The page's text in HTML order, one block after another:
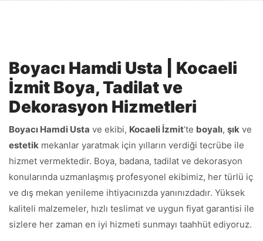
Boyacı Hamdi Usta | Kocaeli
İzmit Boya, Tadilat ve
Dekorasyon Hizmetleri
Boyacı Hamdi Usta ve ekibi, Kocaeli İzmit‘te boyalı, şık ve
estetik mekanlar yaratmak için yılların verdiği tecrübe ile
hizmet vermektedir. Boya, badana, tadilat ve dekorasyon
konularında uzmanlaşmış profesyonel ekibimiz, her türlü iç
ve dış mekan yenileme ihtiyacınızda yanınızdadır. Yüksek
kaliteli malzemeler, hızlı teslimat ve uygun fiyat garantisi ile
sizlere her zaman en iyi hizmeti sunmayı taahhüt ediyoruz.